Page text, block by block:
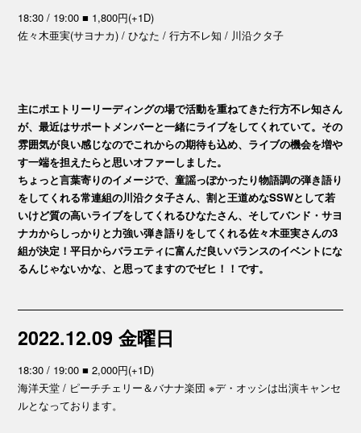
18:30 / 19:00 ■ 1,800円(+1D)
佐々木亜実(サヨナカ) / ひなた / 行方不レ知 / 川沿クタ子
主にポエトリーリーディングの場で活動を重ねてきた行方不レ知さん
が、最近はサポートメンバーと一緒にライブをしてくれていて。その
雰囲気が良い感じなのでこれからの期待も込め、ライブの機会を増や
す一端を担えたらと思いオファーしました。
ちょっと言葉寄りのイメージで、童謡っぽかったり物語調の弾き語り
をしてくれる常連組の川沿クタ子さん、割と王道めなSSWとして若
いけど質の高いライブをしてくれるひなたさん、そしてバンド・サヨ
ナカからしっかりと力強い弾き語りをしてくれる佐々木亜実さんの3
組が決定！平日からバラエティに富んだ良いバランスのイベントにな
るんじゃないかな、と思ってますのでゼヒ！！です。
2022.12.09 金曜日
18:30 / 19:00 ■ 2,000円(+1D)
海洋天堂 / ピーチチェリー＆バナナ楽団 ※デ・オッシは出演キャンセ
ルとなっております。